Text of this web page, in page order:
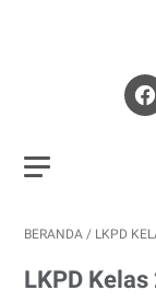
BERANDA / LKPD
LKPD